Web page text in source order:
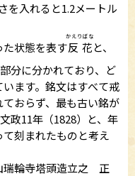
を入れると1.2メートル
状態を表す反花
かえりばな
と、
分に分かれており、ど
ます。銘文はすべて戒
おらず、最も古い銘が
政11年（1828）と、年
刻まれたものと考え
輪寺塔頭造立之 正